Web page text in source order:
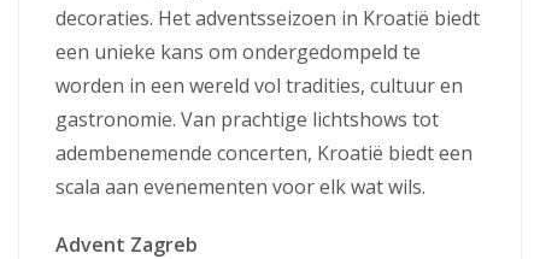
decoraties. Het adventsseizoen in Kroatië biedt
een unieke kans om ondergedompeld te
worden in een wereld vol tradities, cultuur en
gastronomie. Van prachtige lichtshows tot
adembenemende concerten, Kroatië biedt een
scala aan evenementen voor elk wat wils.
Advent Zagreb